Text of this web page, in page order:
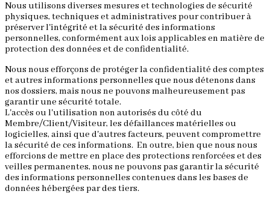
Nous utilisons diverses mesures et technologies de sécurité
physiques, techniques et administratives pour contribuer à
préserver l'intégrité et la sécurité des informations
personnelles, conformément aux lois applicables en matière de
protection des données et de confidentialité.
Nous nous efforçons de protéger la confidentialité des comptes
et autres informations personnelles que nous détenons dans
nos dossiers, mais nous ne pouvons malheureusement pas
garantir une sécurité totale.
L'accès ou l'utilisation non autorisés du côté du
Membre/Client/Visiteur, les défaillances matérielles ou
logicielles, ainsi que d'autres facteurs, peuvent compromettre
la sécurité de ces informations. En outre, bien que nous nous
efforcions de mettre en place des protections renforcées et des
veilles permanentes, nous ne pouvons pas garantir la sécurité
des informations personnelles contenues dans les bases de
données hébergées par des tiers.